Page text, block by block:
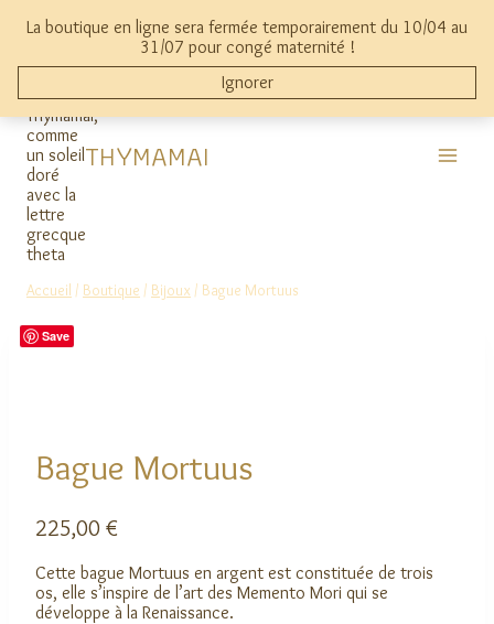
La boutique en ligne sera fermée temporairement du 10/04 au
31/07 pour congé maternité !
Ignorer
0 mon compte
THYMAMAI
Accueil / Boutique / Bijoux / Bague Mortuus
Save
Bague Mortuus
225,00 €
Cette bague Mortuus en argent est constituée de trois
os, elle s’inspire de l’art des Memento Mori qui se
développe à la Renaissance.